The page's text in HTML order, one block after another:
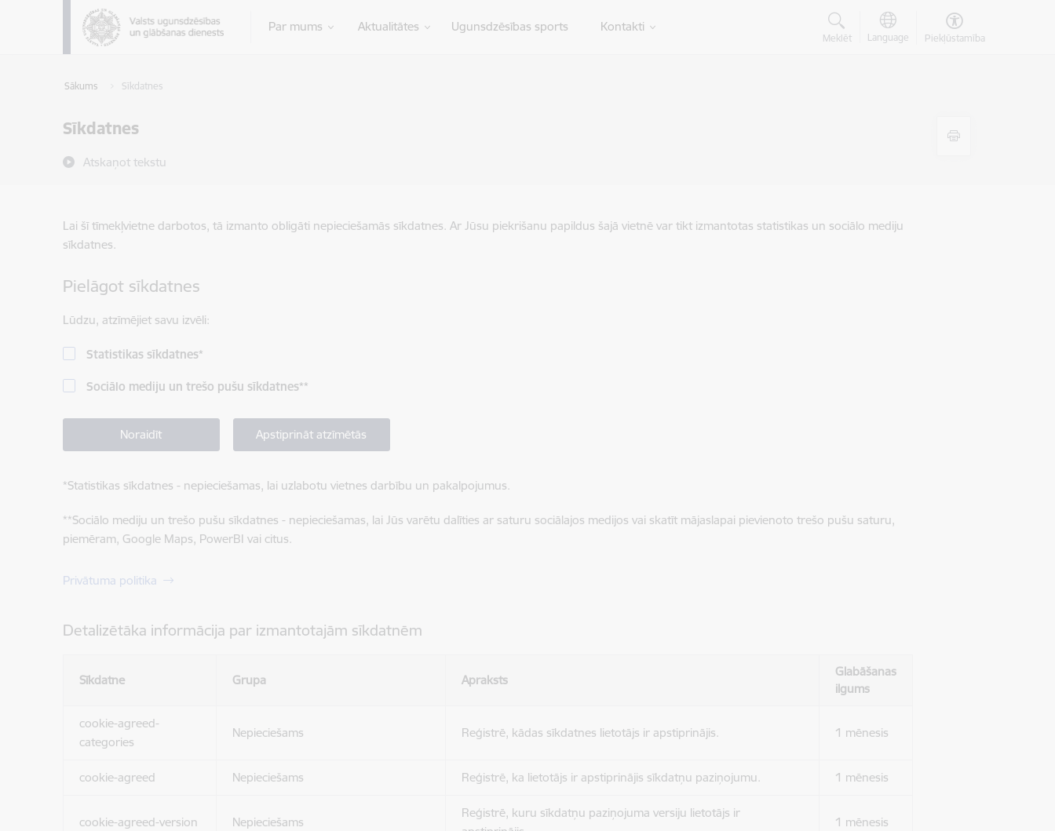
Pāriet uz lapas saturu
Par mums Aktualitātes Ugunsdzēsības sports Kontakti
Meklēt Language Piekļūstamība
Sākums Sīkdatnes
Sīkdatnes
Atskaņot tekstu
Lai šī tīmekļvietne darbotos, tā izmanto obligāti nepieciešamās sīkdatnes. Ar Jūsu piekrišanu papildus šajā vietnē var tikt izmantotas statistikas un sociālo mediju
sīkdatnes.
Pielāgot sīkdatnes
Lūdzu, atzīmējiet savu izvēli:
Statistikas sīkdatnes*
Sociālo mediju un trešo pušu sīkdatnes**
Noraidīt Apstiprināt atzīmētās
*Statistikas sīkdatnes - nepieciešamas, lai uzlabotu vietnes darbību un pakalpojumus.
**Sociālo mediju un trešo pušu sīkdatnes - nepieciešamas, lai Jūs varētu dalīties ar saturu sociālajos medijos vai skatīt mājaslapai pievienoto trešo pušu saturu,
piemēram, Google Maps, PowerBI vai citus.
Privātuma politika
Detalizētāka informācija par izmantotajām sīkdatnēm
Sīkdatne Grupa Apraksts
Glabāšanas
ilgums
cookie-agreed-
categories
Nepieciešams Reģistrē, kādas sīkdatnes lietotājs ir apstiprinājis. 1 mēnesis
cookie-agreed Nepieciešams Reģistrē, ka lietotājs ir apstiprinājis sīkdatņu paziņojumu. 1 mēnesis
cookie-agreed-version Nepieciešams
Reģistrē, kuru sīkdatņu paziņojuma versiju lietotājs ir
1 mēnesis